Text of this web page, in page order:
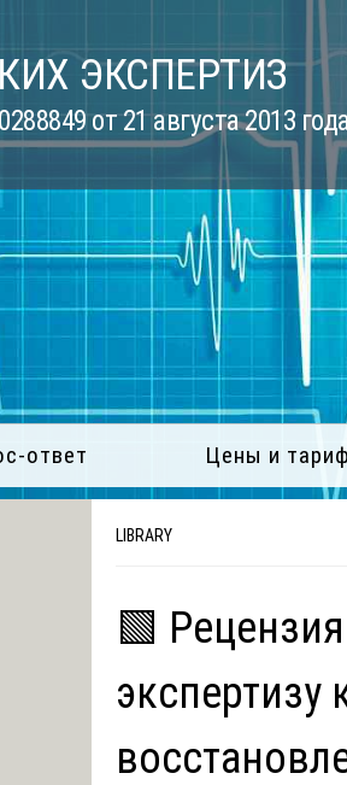
ЭКСПЕРТИЗ
от 21 августа 2013
ответ Цены и
LIBRARY
🟩
экспертизу